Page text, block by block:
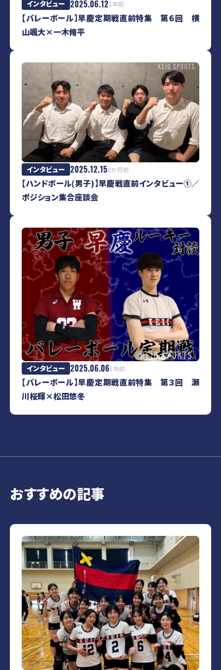
キーワードから試合を探す
検索
部活動から試合を探す
インタビュー 2025.06.121年前
【バレーボール】早慶定期戦直前特集 第６回 横
山颯大×一木脩平
インタビュー 2025.12.158か月前
【ハンドボール(男子)】早慶戦直前インタビュー①／
ポジション集合座談会
インタビュー 2025.06.061年前
【バレーボール】早慶定期戦直前特集 第３回 瀬
川桜輝×松田悠冬
おすすめの記事